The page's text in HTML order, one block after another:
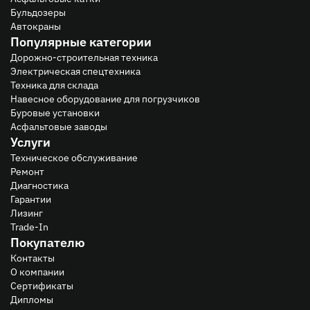
Бульдозеры
Автокраны
Популярные категории
Дорожно-строительная техника
Электрическая спецтехника
Техника для склада
Навесное оборудование для погрузчиков
Буровые установки
Асфальтовые заводы
Услуги
Техническое обслуживание
Ремонт
Диагностика
Гарантии
Лизинг
Trade-In
Покупателю
Контакты
О компании
Сертификаты
Дипломы